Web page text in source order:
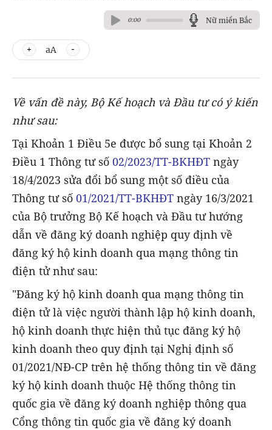
0:00 Nữ miền Bắc
aA
Về vấn đề này, Bộ Kế hoạch và Đầu tư có ý kiến
như sau:
Tại Khoản 1 Điều 5e được bổ sung tại Khoản 2
Điều 1 Thông tư số 02/2023/TT-BKHĐT ngày
18/4/2023 sửa đổi bổ sung một số điều của
Thông tư số 01/2021/TT-BKHĐT ngày 16/3/2021
của Bộ trưởng Bộ Kế hoạch và Đầu tư hướng
dẫn về đăng ký doanh nghiệp quy định về
đăng ký hộ kinh doanh qua mạng thông tin
điện tử như sau:
"Đăng ký hộ kinh doanh qua mạng thông tin
điện tử là việc người thành lập hộ kinh doanh,
hộ kinh doanh thực hiện thủ tục đăng ký hộ
kinh doanh theo quy định tại Nghị định số
01/2021/NĐ-CP trên hệ thống thông tin về đăng
ký hộ kinh doanh thuộc Hệ thống thông tin
quốc gia về đăng ký doanh nghiệp thông qua
Cổng thông tin quốc gia về đăng ký doanh